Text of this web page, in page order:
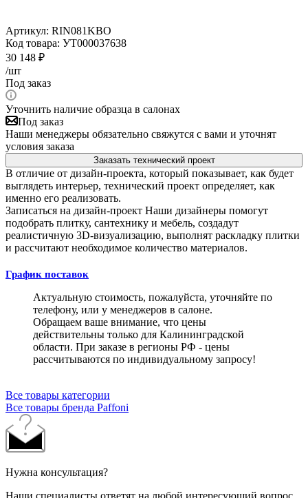
Артикул: RIN081KBO
Код товара: УТ000037638
30 148 ₽
/шт
Под заказ
Уточнить наличие образца в салонах
Под заказ
Наши менеджеры обязательно свяжутся с вами и уточнят
условия заказа
Заказать технический проект
В отличие от дизайн-проекта, который показывает, как будет
выглядеть интерьер, технический проект определяет, как
именно его реализовать.
Записаться на дизайн-проект Наши дизайнеры помогут
подобрать плитку, сантехнику и мебель, создадут
реалистичную 3D-визуализацию, выполнят раскладку плитки
и рассчитают необходимое количество материалов.
График поставок
Актуальную стоимость, пожалуйста, уточняйте по
телефону, или у менеджеров в салоне.
Обращаем ваше внимание, что цены
действительны только для Калининградской
области. При заказе в регионы РФ - цены
рассчитываются по индивидуальному запросу!
Все товары категории
Все товары бренда Paffoni
Нужна консультация?
Наши специалисты ответят на любой интересующий вопрос